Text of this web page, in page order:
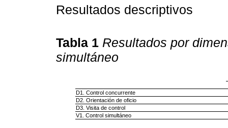
Resultados descriptivos
Tabla 1 Resultados por
simultáneo
D1. Control concurrente
D2. Orientación de oficio
D3. Visita de control
V1. Control simultáneo